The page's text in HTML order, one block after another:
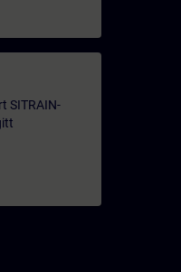
SITRAIN-